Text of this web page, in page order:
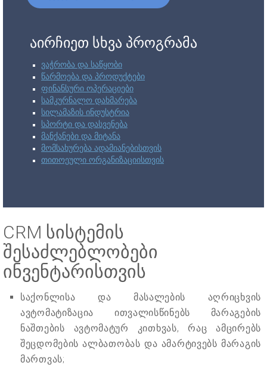
აირჩიეთ სხვა პროგრამა
ვაჭრობა და საწყობი
წარმოება და პროდუქტები
ფინანსური ოპერაციები
სამკურნალო დახმარება
სილამაზის ინდუსტრია
სპორტი და დასვენება
მანქანები და მიტანა
მომსახურება ადამიანებისთვის
თითოეული ორგანიზაციისთვის
CRM სისტემის
შესაძლებლობები
ინვენტარისთვის
საქონლისა და მასალების აღრიცხვის
ავტომატიზაცია ითვალისწინებს მარაგების
ნაშთების ავტომატურ კითხვას, რაც ამცირებს
შეცდომების ალბათობას და ამარტივებს მარაგის
მართვას;